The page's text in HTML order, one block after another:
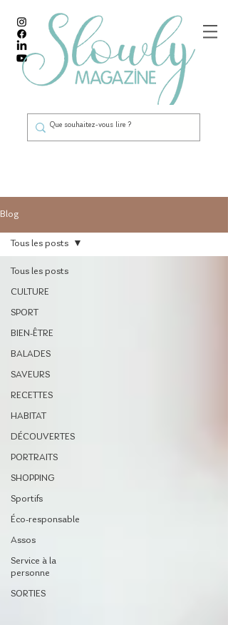
Blog
Tous les posts
CULTURE
SPORT
BIEN-ÊTRE
BALADES
SAVEURS
RECETTES
HABITAT
DÉCOUVERTES
PORTRAITS
SHOPPING
Sportifs
Éco-responsable
Assos
Service à la
personne
SORTIES
Tous les posts